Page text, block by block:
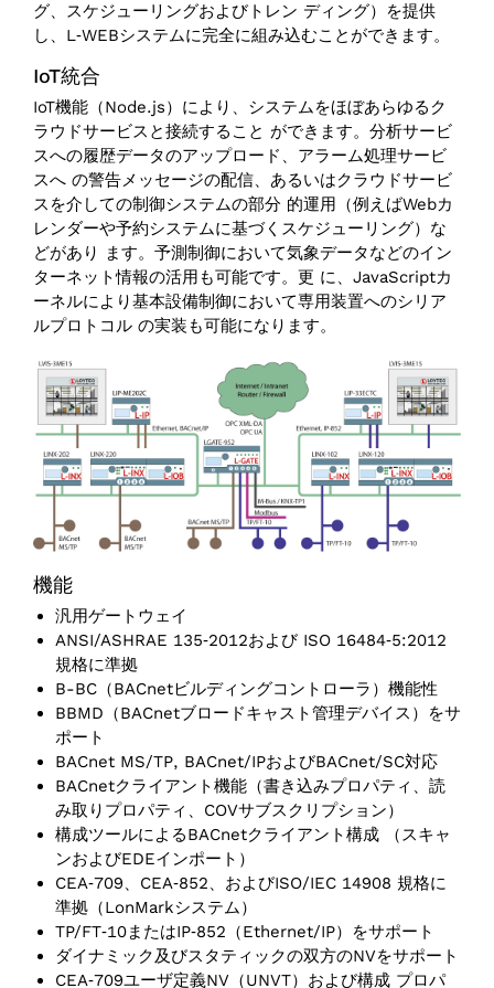
グ、スケジューリングおよびトレン ディング）を提供
し、L‑WEBシステムに完全に組み込むことができます。
IoT統合
IoT機能（Node.js）により、システムをほぼあらゆるク
ラウドサービスと接続すること ができます。分析サービ
スへの履歴データのアップロード、アラーム処理サービ
スへ の警告メッセージの配信、あるいはクラウドサービ
スを介しての制御システムの部分 的運用（例えばWebカ
レンダーや予約システムに基づくスケジューリング）な
どがあり ます。予測制御において気象データなどのイン
ターネット情報の活用も可能です。更 に、JavaScriptカ
ーネルにより基本設備制御において専用装置へのシリア
ルプロトコル の実装も可能になります。
機能
汎用ゲートウェイ
ANSI/ASHRAE 135‑2012および ISO 16484‑5:2012
規格に準拠
B-BC（BACnetビルディングコントローラ）機能性
BBMD（BACnetブロードキャスト管理デバイス）をサ
ポート
BACnet MS/TP, BACnet/IPおよびBACnet/SC対応
BACnetクライアント機能（書き込みプロパティ、読
み取りプロパティ、COVサブスクリプション）
構成ツールによるBACnetクライアント構成 （スキャ
ンおよびEDEインポート）
CEA‑709、CEA‑852、およびISO/IEC 14908 規格に
準拠（LonMarkシステム）
TP/FT‑10またはIP‑852（Ethernet/IP）をサポート
ダイナミック及びスタティックの双方のNVをサポート
CEA‑709ユーザ定義NV（UNVT）および構成 プロパ